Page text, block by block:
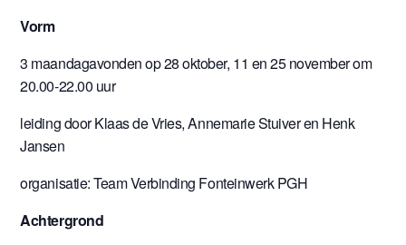
Vorm
3 maandagavonden op 28 oktober, 11 en 25 november om
20.00-22.00 uur
leiding door Klaas de Vries, Annemarie Stuiver en Henk
Jansen
organisatie: Team Verbinding Fonteinwerk PGH
Achtergrond